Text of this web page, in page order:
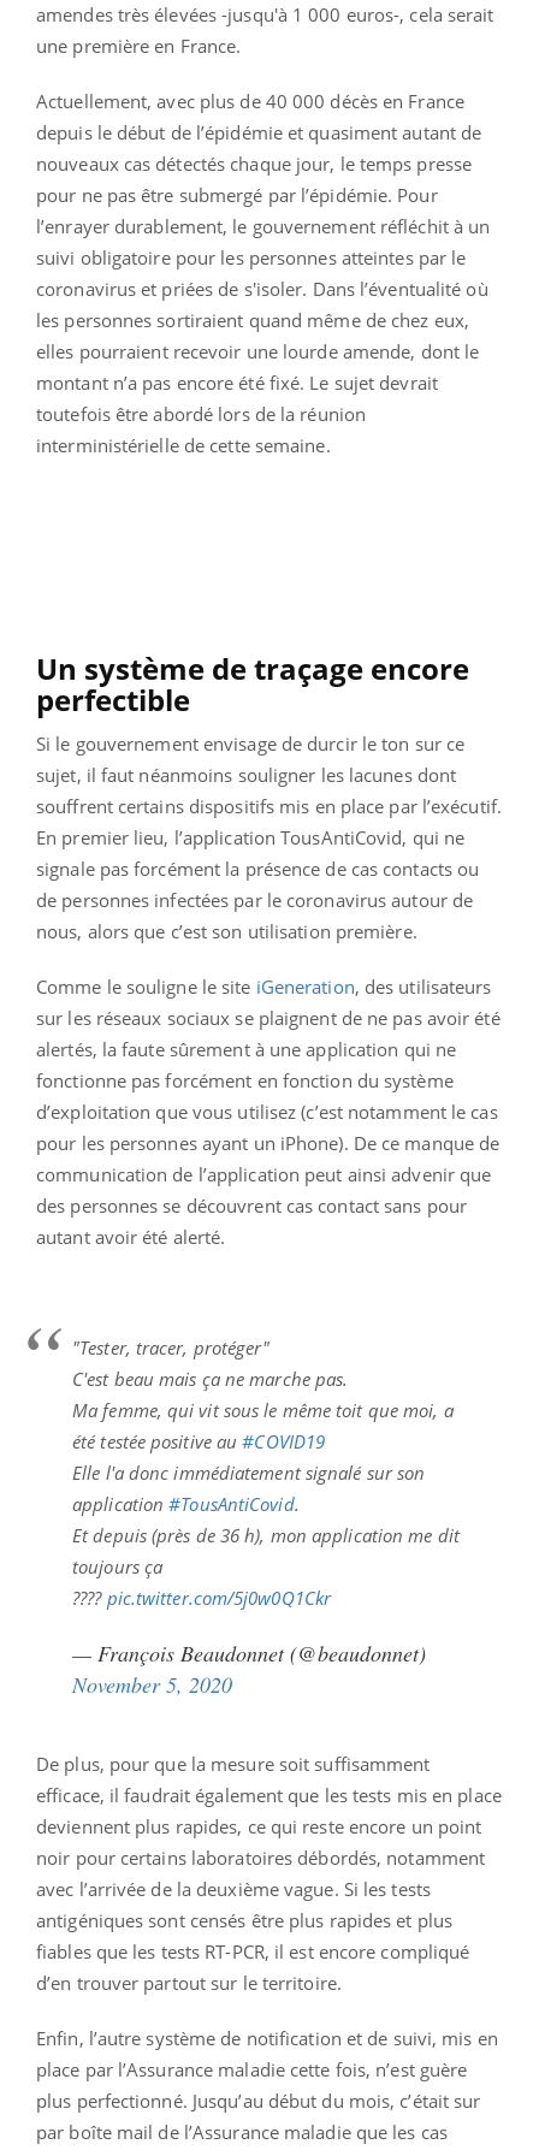
amendes très élevées -jusqu'à 1 000 euros-, cela serait
une première en France.
Actuellement, avec plus de 40 000 décès en France
depuis le début de l’épidémie et quasiment autant de
nouveaux cas détectés chaque jour, le temps presse
pour ne pas être submergé par l’épidémie. Pour
l’enrayer durablement, le gouvernement réfléchit à un
suivi obligatoire pour les personnes atteintes par le
coronavirus et priées de s'isoler. Dans l’éventualité où
les personnes sortiraient quand même de chez eux,
elles pourraient recevoir une lourde amende, dont le
montant n’a pas encore été fixé. Le sujet devrait
toutefois être abordé lors de la réunion
interministérielle de cette semaine.
Un système de traçage encore
perfectible
Si le gouvernement envisage de durcir le ton sur ce
sujet, il faut néanmoins souligner les lacunes dont
souffrent certains dispositifs mis en place par l’exécutif.
En premier lieu, l’application TousAntiCovid, qui ne
signale pas forcément la présence de cas contacts ou
de personnes infectées par le coronavirus autour de
nous, alors que c’est son utilisation première.
Comme le souligne le site iGeneration, des utilisateurs
sur les réseaux sociaux se plaignent de ne pas avoir été
alertés, la faute sûrement à une application qui ne
fonctionne pas forcément en fonction du système
d’exploitation que vous utilisez (c’est notamment le cas
pour les personnes ayant un iPhone). De ce manque de
communication de l’application peut ainsi advenir que
des personnes se découvrent cas contact sans pour
autant avoir été alerté.
"Tester, tracer, protéger"
C'est beau mais ça ne marche pas.
Ma femme, qui vit sous le même toit que moi, a
été testée positive au#COVID19
Elle l'a donc immédiatement signalé sur son
application#TousAntiCovid.
Et depuis (près de 36 h), mon application me dit
toujours ça
???? pic.twitter.com/5j0w0Q1Ckr
— François Beaudonnet (@beaudonnet)
November 5, 2020
De plus, pour que la mesure soit suffisamment
efficace, il faudrait également que les tests mis en place
deviennent plus rapides, ce qui reste encore un point
noir pour certains laboratoires débordés, notamment
avec l’arrivée de la deuxième vague. Si les tests
antigéniques sont censés être plus rapides et plus
fiables que les tests RT-PCR, il est encore compliqué
d’en trouver partout sur le territoire.
Enfin, l’autre système de notification et de suivi, mis en
place par l’Assurance maladie cette fois, n’est guère
plus perfectionné. Jusqu’au début du mois, c’était sur
par boîte mail de l’Assurance maladie que les cas